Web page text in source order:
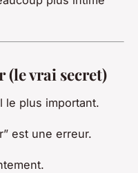
(le vrai secret)
le plus important.
est une erreur.